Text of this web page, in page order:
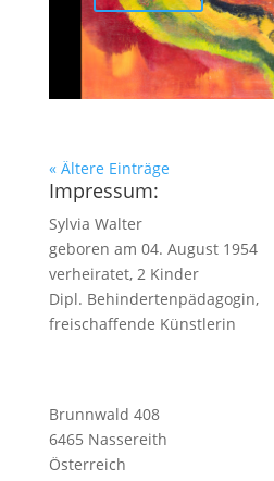
« Ältere Einträge
Impressum:
Sylvia Walter
geboren am 04. August 1954
verheiratet, 2 Kinder
Dipl. Behindertenpädagogin,
freischaffende Künstlerin
Brunnwald 408
6465 Nassereith
Österreich